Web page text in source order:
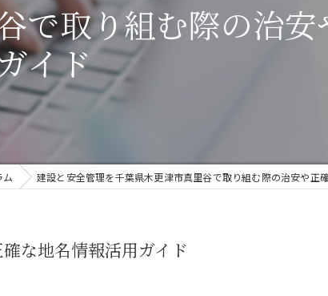
手に職
で取り組む際の治安
イド
ム 建設と安全管理を千葉県木更津市真里谷で取り組む際の治安や正
な地名情報活用ガイド